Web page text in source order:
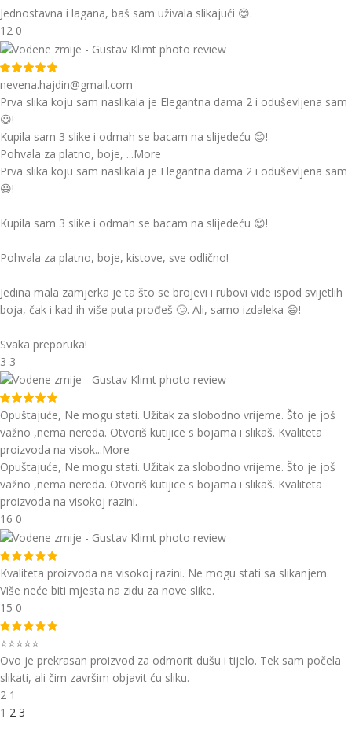
Jednostavna i lagana, baš sam uživala slikajući 😊.
12 0
nevena.hajdin@gmail.com
Prva slika koju sam naslikala je Elegantna dama 2 i oduševljena sam
😃!
Kupila sam 3 slike i odmah se bacam na slijedeću 😊!
Pohvala za platno, boje, ...More
Prva slika koju sam naslikala je Elegantna dama 2 i oduševljena sam
😃!
Kupila sam 3 slike i odmah se bacam na slijedeću 😊!
Pohvala za platno, boje, kistove, sve odlično!
Jedina mala zamjerka je ta što se brojevi i rubovi vide ispod svijetlih
boja, čak i kad ih više puta prođeš 🙄. Ali, samo izdaleka 😄!
Svaka preporuka!
3 3
Opuštajuće, Ne mogu stati. Užitak za slobodno vrijeme. Što je još
važno ,nema nereda. Otvoriš kutijice s bojama i slikaš. Kvaliteta
proizvoda na visok...More
Opuštajuće, Ne mogu stati. Užitak za slobodno vrijeme. Što je još
važno ,nema nereda. Otvoriš kutijice s bojama i slikaš. Kvaliteta
proizvoda na visokoj razini.
16 0
Kvaliteta proizvoda na visokoj razini. Ne mogu stati sa slikanjem.
Više neće biti mjesta na zidu za nove slike.
15 0
⭐⭐⭐⭐⭐
Ovo je prekrasan proizvod za odmorit dušu i tijelo. Tek sam počela
slikati, ali čim završim objavit ću sliku.
2 1
1 2 3